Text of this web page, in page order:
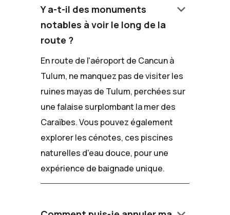
Y a-t-il des monuments
notables à voir le long de la
route ?
keyboard_arrow_down
En route de l'aéroport de Cancun à
Tulum, ne manquez pas de visiter les
ruines mayas de Tulum, perchées sur
une falaise surplombant la mer des
Caraïbes. Vous pouvez également
explorer les cénotes, ces piscines
naturelles d'eau douce, pour une
expérience de baignade unique.